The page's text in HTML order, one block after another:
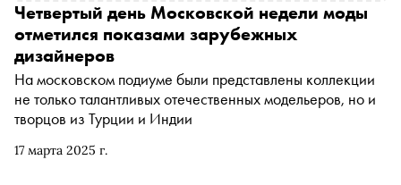
17 марта 2025 г.
Четвертый день Московской недели моды
отметился показами зарубежных
дизайнеров
На московском подиуме были представлены коллекции
не только талантливых отечественных модельеров, но и
творцов из Турции и Индии